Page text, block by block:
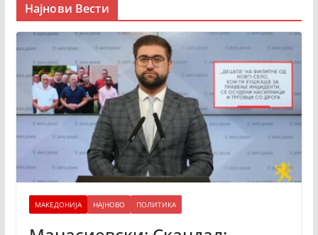
Најнови Вести
МАКЕДОНИЈА НАЈНОВО ПОЛИТИКА